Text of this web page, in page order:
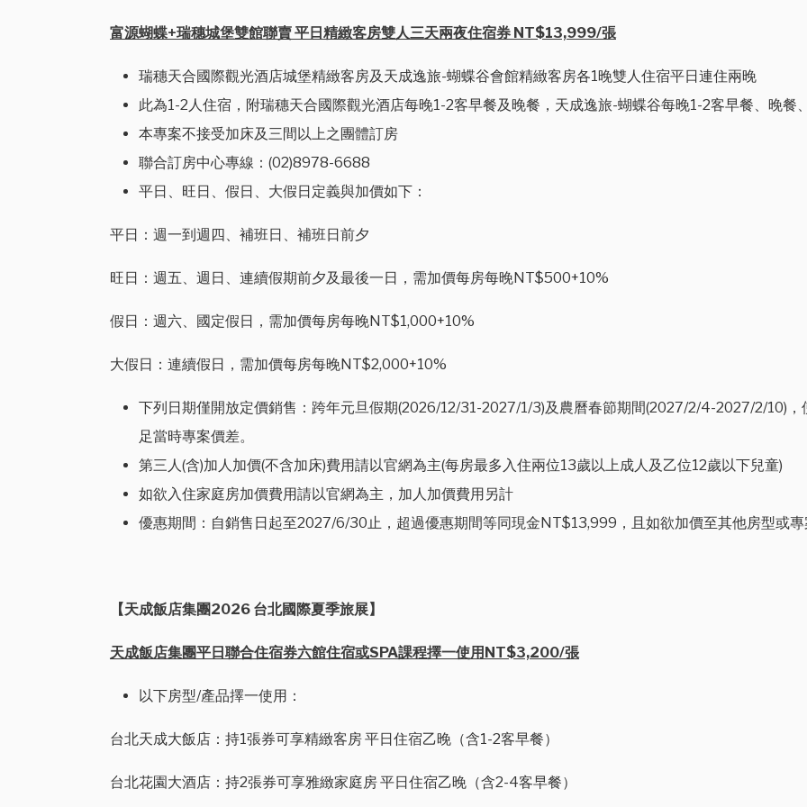
富源蝴蝶+瑞穗城堡雙館聯賣 平日精緻客房雙人三天兩夜住宿券 NT$13,999/張
瑞穗天合國際觀光酒店城堡精緻客房及天成逸旅-蝴蝶谷會館精緻客房各1晚雙人住宿平日連住兩晚
此為1-2人住宿，附瑞穗天合國際觀光酒店每晚1-2客早餐及晚餐，天成逸旅-蝴蝶谷每晚1-2客早餐、晚餐
本專案不接受加床及三間以上之團體訂房
聯合訂房中心專線：(02)8978-6688
平日、旺日、假日、大假日定義與加價如下：
平日：週一到週四、補班日、補班日前夕
旺日：週五、週日、連續假期前夕及最後一日，需加價每房每晚NT$500+10%
假日：週六、國定假日，需加價每房每晚NT$1,000+10%
大假日：連續假日，需加價每房每晚NT$2,000+10%
下列日期僅開放定價銷售：跨年元旦假期(2026/12/31-2027/1/3)及農曆春節期間(2027/2/4-2027/2/10)
足當時專案價差。
第三人(含)加人加價(不含加床)費用請以官網為主(每房最多入住兩位13歲以上成人及乙位12歲以下兒童)
如欲入住家庭房加價費用請以官網為主，加人加價費用另計
優惠期間：自銷售日起至2027/6/30止，超過優惠期間等同現金NT$13,999，且如欲加價至其他房型或
【天成飯店集團2026 台北國際夏季旅展】
天成飯店集團平日聯合住宿券六館住宿或SPA課程擇一使用NT$3,200/張
以下房型/產品擇一使用：
台北天成大飯店：持1張券可享精緻客房 平日住宿乙晚（含1-2客早餐）
台北花園大酒店：持2張券可享雅緻家庭房 平日住宿乙晚（含2-4客早餐）